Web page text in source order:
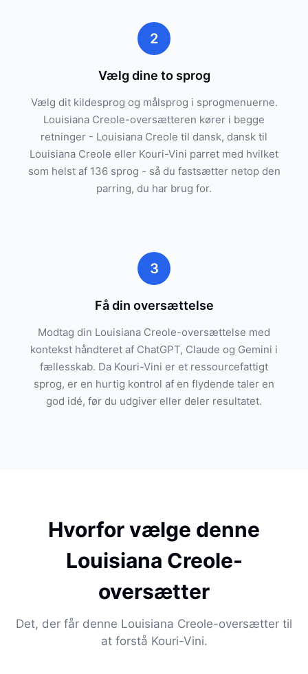
2
Vælg dine to sprog
Vælg dit kildesprog og målsprog i sprogmenuerne.
Louisiana Creole-oversætteren kører i begge
retninger - Louisiana Creole til dansk, dansk til
Louisiana Creole eller Kouri-Vini parret med hvilket
som helst af 136 sprog - så du fastsætter netop den
parring, du har brug for.
3
Få din oversættelse
Modtag din Louisiana Creole-oversættelse med
kontekst håndteret af ChatGPT, Claude og Gemini i
fællesskab. Da Kouri-Vini er et ressourcefattigt
sprog, er en hurtig kontrol af en flydende taler en
god idé, før du udgiver eller deler resultatet.
Hvorfor vælge denne
Louisiana Creole-
oversætter
Det, der får denne Louisiana Creole-oversætter til
at forstå Kouri-Vini.